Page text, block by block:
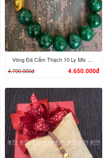
XEM CHI TIẾT
XEM CHI TIẾT
Vòng Đá Cẩm Thạch 10 Ly Mix Đầu Rồng, Đĩnh Vàng 24K
4.700.000đ
4.650.000đ